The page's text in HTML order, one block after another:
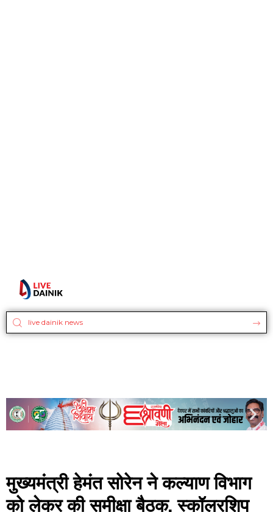
मुख्यमंत्री हेमंत सोरेन ने कल्याण विभाग
को लेकर की समीक्षा बैठक, स्कॉलरशिप